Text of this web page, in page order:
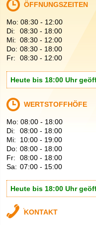
ÖFFNUNGSZEITEN
Mo: 08:30- 12:00
Di:
08:30- 18:00
Mi: 08:30- 12:00
Do: 08:30- 18:00
Fr:
08:30- 12:00
Heute bis 18:00 Uhr
WERTSTOFFHÖFE
Mo: 08:00- 18:00
Di:
08:00- 18:00
Mi:
10:00- 19:00
Do: 08:00- 18:00
Fr:
08:00- 18:00
Sa: 07:00- 15:00
Heute bis 18:00 Uhr
KONTAKT